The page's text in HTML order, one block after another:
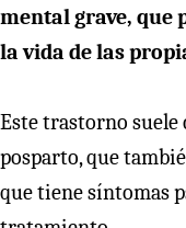
mental grave, que
la vida de las
Este trastorno
posparto, que
que tiene síntomas